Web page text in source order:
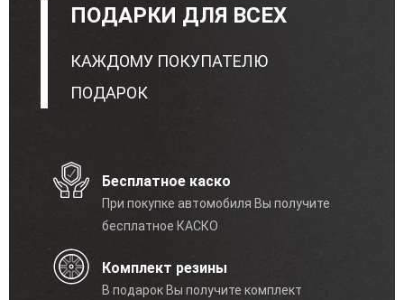
ПОДАРКИ ДЛЯ ВСЕХ
КАЖДОМУ ПОКУПАТЕЛЮ
ПОДАРОК
Бесплатное каско
При покупке автомобиля Вы получите
бесплатное КАСКО
Комплект резины
В подарок Вы получите комплект